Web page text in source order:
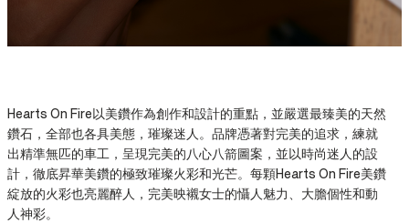
Hearts On Fire以美鑽作為創作和設計的重點，並嚴選最臻美的天然
鑽石，全部也各具美態，璀璨迷人。品牌憑著對完美的追求，練就
出精準無匹的車工，呈現完美的八心八箭圖案，並以時尚迷人的設
計，徹底昇華美鑽的極致璀璨火彩和光芒。每顆Hearts On Fire美鑽
綻放的火彩也亮麗醉人，完美映襯女士的懾人魅力、大膽個性和動
人神彩。